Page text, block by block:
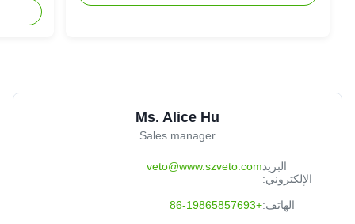
Ms. Alice Hu
Sales manager
البريد
الإلكتروني:
veto@www.szveto.com
الهاتف:+86-19865857693